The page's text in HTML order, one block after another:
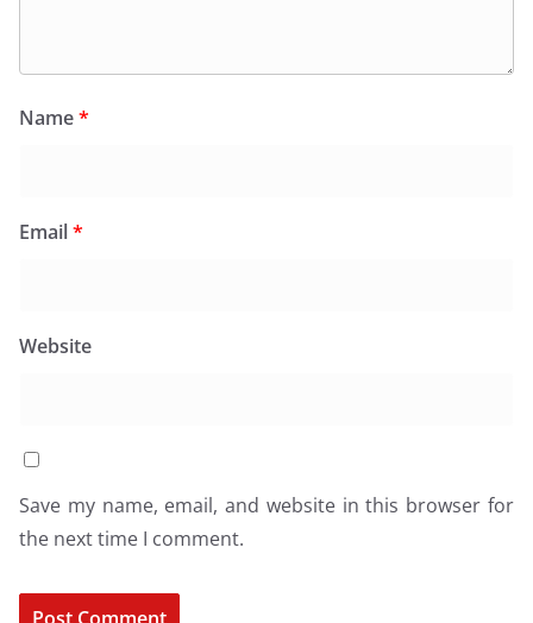
Name*
Email*
Website
Save my name, email, and website in this browser for
the next time I comment.